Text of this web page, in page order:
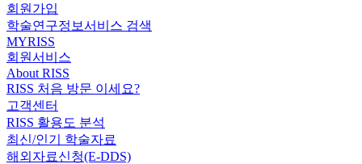
회원가입
학술연구정보서비스 검색
MYRISS
회원서비스
About RISS
RISS 처음 방문 이세요?
고객센터
RISS 활용도 분석
최신/인기 학술자료
해외자료신청(E-DDS)